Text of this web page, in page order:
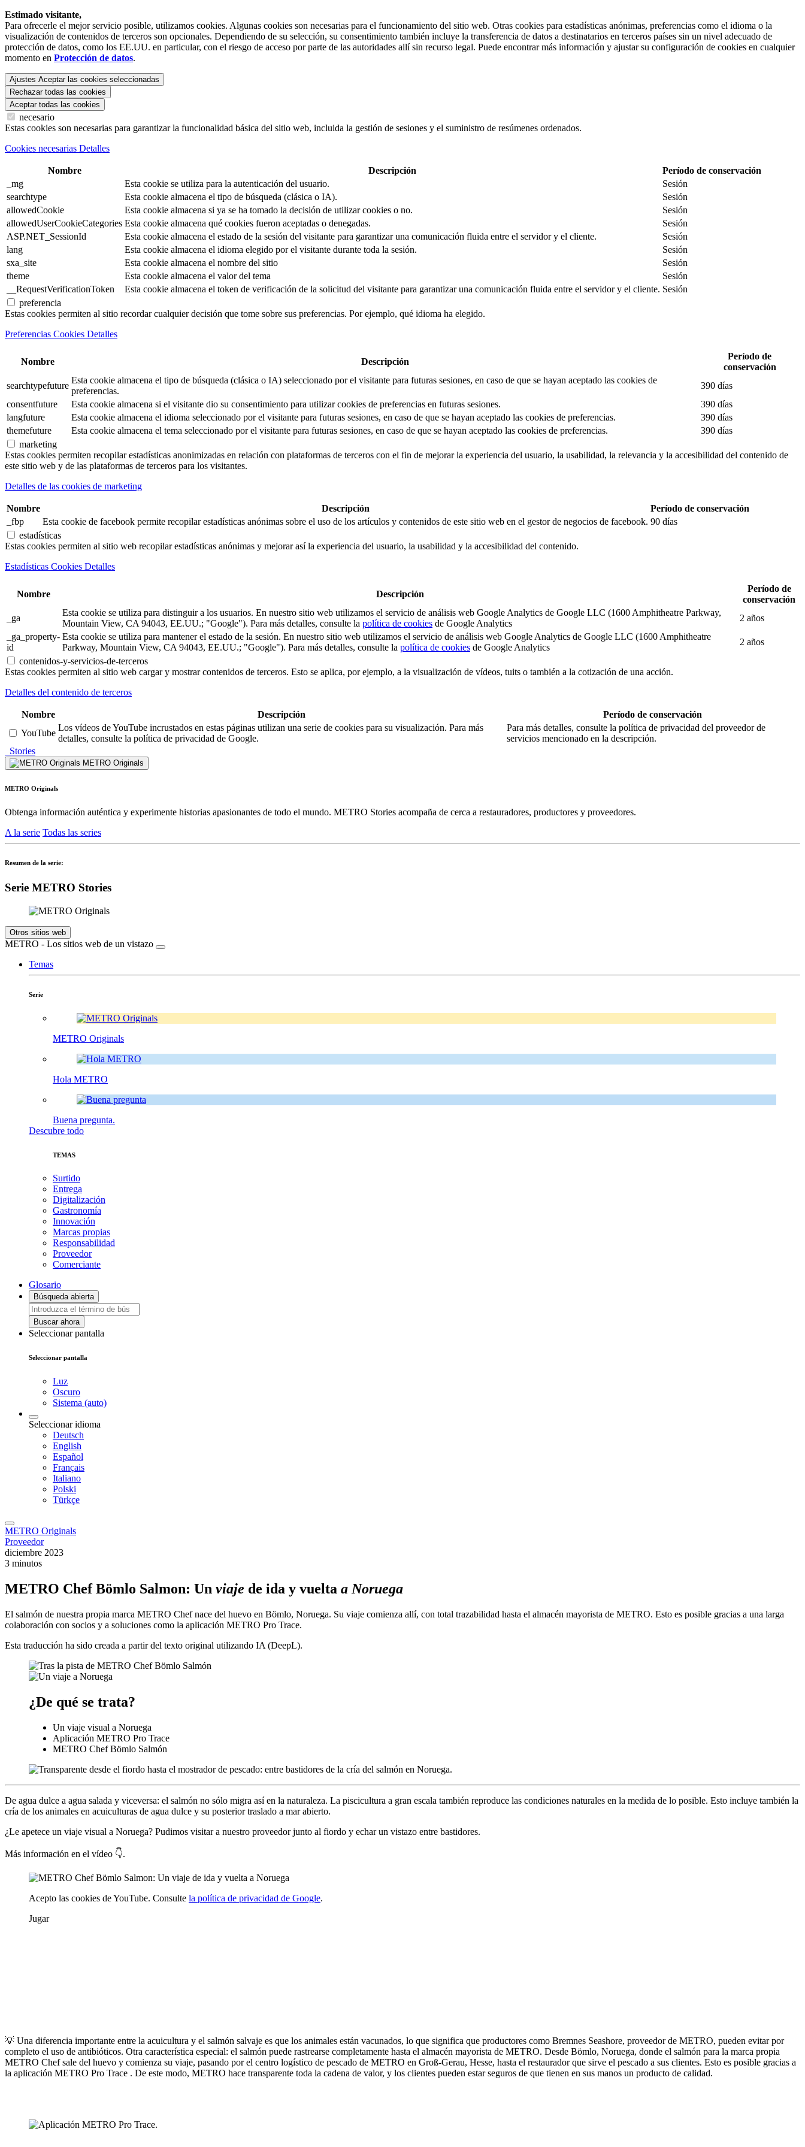
Estimado visitante,
Para ofrecerle el mejor servicio posible, utilizamos cookies. Algunas cookies son necesarias para el funcionamiento del sitio web. Otras cookies para estadísticas anónimas, preferencias como el idioma o la
visualización de contenidos de terceros son opcionales. Dependiendo de su selección, su consentimiento también incluye la transferencia de datos a destinatarios en terceros países sin un nivel adecuado de
protección de datos, como los EE.UU. en particular, con el riesgo de acceso por parte de las autoridades allí sin recurso legal. Puede encontrar más información y ajustar su configuración de cookies en cualquier
momento en Protección de datos.
Ajustes Aceptar las cookies seleccionadas
Rechazar todas las cookies
Aceptar todas las cookies
necesario
Estas cookies son necesarias para garantizar la funcionalidad básica del sitio web, incluida la gestión de sesiones y el suministro de resúmenes ordenados.
Cookies necesarias Detalles
Nombre Descripción
Período de conservación
_mg
Esta cookie se utiliza para la autenticación del usuario.
Sesión
searchtype
Esta cookie almacena el tipo de búsqueda (clásica o IA).
Sesión
allowedCookie
Esta cookie almacena si ya se ha tomado la decisión de utilizar cookies o no.
Sesión
allowedUserCookieCategories Esta cookie almacena qué cookies fueron aceptadas o denegadas.
Sesión
ASP.NET_SessionId
Esta cookie almacena el estado de la sesión del visitante para garantizar una comunicación fluida entre el servidor y el cliente.
Sesión
lang
Esta cookie almacena el idioma elegido por el visitante durante toda la sesión.
Sesión
sxa_site
Esta cookie almacena el nombre del sitio
Sesión
theme
Esta cookie almacena el valor del tema
Sesión
__RequestVerificationToken
Esta cookie almacena el token de verificación de la solicitud del visitante para garantizar una comunicación fluida entre el servidor y el cliente. Sesión
preferencia
Estas cookies permiten al sitio recordar cualquier decisión que tome sobre sus preferencias. Por ejemplo, qué idioma ha elegido.
Preferencias Cookies Detalles
Nombre Descripción
Período de
conservación
searchtypefuture
Esta cookie almacena el tipo de búsqueda (clásica o IA) seleccionado por el visitante para futuras sesiones, en caso de que se hayan aceptado las cookies de
preferencias.
390 días
consentfuture
Esta cookie almacena si el visitante dio su consentimiento para utilizar cookies de preferencias en futuras sesiones.
390 días
langfuture
Esta cookie almacena el idioma seleccionado por el visitante para futuras sesiones, en caso de que se hayan aceptado las cookies de preferencias.
390 días
themefuture
Esta cookie almacena el tema seleccionado por el visitante para futuras sesiones, en caso de que se hayan aceptado las cookies de preferencias.
390 días
marketing
Estas cookies permiten recopilar estadísticas anonimizadas en relación con plataformas de terceros con el fin de mejorar la experiencia del usuario, la usabilidad, la relevancia y la accesibilidad del contenido de
este sitio web y de las plataformas de terceros para los visitantes.
Detalles de las cookies de marketing
Nombre Descripción
Período de conservación
_fbp
Esta cookie de facebook permite recopilar estadísticas anónimas sobre el uso de los artículos y contenidos de este sitio web en el gestor de negocios de facebook. 90 días
estadísticas
Estas cookies permiten al sitio web recopilar estadísticas anónimas y mejorar así la experiencia del usuario, la usabilidad y la accesibilidad del contenido.
Estadísticas Cookies Detalles
Nombre Descripción
Período de
conservación
_ga
Esta cookie se utiliza para distinguir a los usuarios. En nuestro sitio web utilizamos el servicio de análisis web Google Analytics de Google LLC (1600 Amphitheatre Parkway,
Mountain View, CA 94043, EE.UU.; "Google"). Para más detalles, consulte la política de cookies de Google Analytics
2 años
_ga_property-
id
Esta cookie se utiliza para mantener el estado de la sesión. En nuestro sitio web utilizamos el servicio de análisis web Google Analytics de Google LLC (1600 Amphitheatre
Parkway, Mountain View, CA 94043, EE.UU.; "Google"). Para más detalles, consulte la política de cookies de Google Analytics
2 años
contenidos-y-servicios-de-terceros
Estas cookies permiten al sitio web cargar y mostrar contenidos de terceros. Esto se aplica, por ejemplo, a la visualización de vídeos, tuits o también a la cotización de una acción.
Detalles del contenido de terceros
Nombre Descripción
Período de conservación
YouTube
Los vídeos de YouTube incrustados en estas páginas utilizan una serie de cookies para su visualización. Para más
detalles, consulte la política de privacidad de Google.
Para más detalles, consulte la política de privacidad del proveedor de
servicios mencionado en la descripción.
Stories
METRO Originals
METRO Originals
Obtenga información auténtica y experimente historias apasionantes de todo el mundo. METRO Stories acompaña de cerca a restauradores, productores y proveedores.
A la serie Todas las series
Resumen de la serie:
Serie METRO Stories
Otros sitios web
METRO - Los sitios web de un vistazo
Temas
Serie
METRO Originals
Hola METRO
Buena pregunta.
Descubre todo
TEMAS
Surtido
Entrega
Digitalización
Gastronomía
Innovación
Marcas propias
Responsabilidad
Proveedor
Comerciante
Glosario
Búsqueda abierta
Buscar ahora
Seleccionar pantalla
Seleccionar pantalla
Luz
Oscuro
Sistema (auto)
Seleccionar idioma
Deutsch
English
Español
Français
Italiano
Polski
Türkçe
METRO Originals
Proveedor
diciembre 2023
3 minutos
METRO Chef Bömlo Salmon: Un viaje de ida y vuelta a Noruega
El salmón de nuestra propia marca METRO Chef nace del huevo en Bömlo, Noruega. Su viaje comienza allí, con total trazabilidad hasta el almacén mayorista de METRO. Esto es posible gracias a una larga
colaboración con socios y a soluciones como la aplicación METRO Pro Trace.
Esta traducción ha sido creada a partir del texto original utilizando IA (DeepL).
¿De qué se trata?
Un viaje visual a Noruega
Aplicación METRO Pro Trace
METRO Chef Bömlo Salmón
De agua dulce a agua salada y viceversa: el salmón no sólo migra así en la naturaleza. La piscicultura a gran escala también reproduce las condiciones naturales en la medida de lo posible. Esto incluye también la
cría de los animales en acuiculturas de agua dulce y su posterior traslado a mar abierto.
¿Le apetece un viaje visual a Noruega? Pudimos visitar a nuestro proveedor junto al fiordo y echar un vistazo entre bastidores.
Más información en el vídeo 👇.
Acepto las cookies de YouTube. Consulte la política de privacidad de Google.
Jugar
💡 Una diferencia importante entre la acuicultura y el salmón salvaje es que los animales están vacunados, lo que significa que productores como Bremnes Seashore, proveedor de METRO, pueden evitar por
completo el uso de antibióticos. Otra característica especial: el salmón puede rastrearse completamente hasta el almacén mayorista de METRO. Desde Bömlo, Noruega, donde el salmón para la marca propia
METRO Chefsale del huevo y comienza su viaje, pasando por el centro logístico de pescado de METRO en Groß-Gerau, Hesse, hasta el restaurador que sirve el pescado a sus clientes. Esto es posible gracias a
la aplicación METRO Pro Trace . De este modo, METRO hace transparente toda la cadena de valor, y los clientes pueden estar seguros de que tienen en sus manos un producto de calidad.